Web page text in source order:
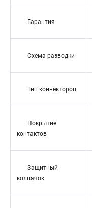
Гарантия
Схема разводки
Тип коннекторов
Покрытие
контактов
Защитный
колпачок